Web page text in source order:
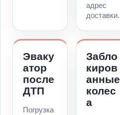
адрес
доставки.
Эваку
атор
после
ДТП
Погрузка
Забло
киров
анные
колес
а